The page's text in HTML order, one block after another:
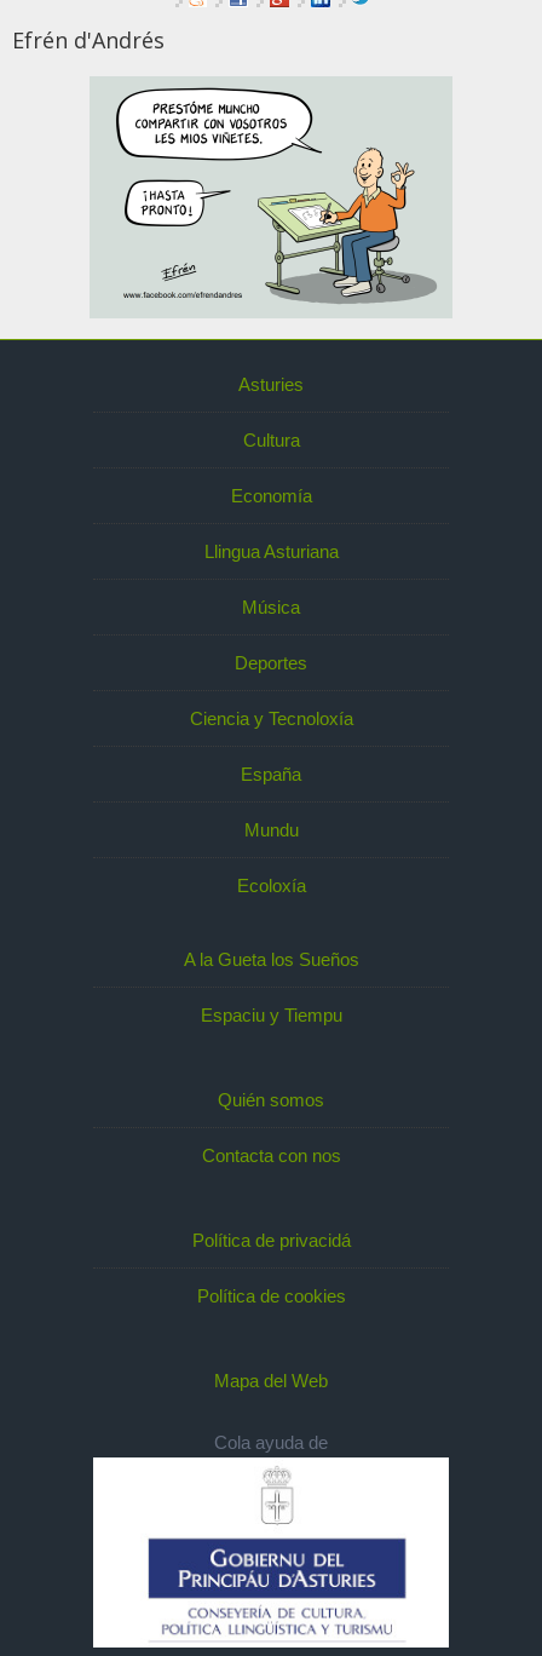
Efrén d'Andrés
Asturies
Cultura
Economía
Llingua Asturiana
Música
Deportes
Ciencia y Tecnoloxía
España
Mundu
Ecoloxía
A la Gueta los Sueños
Espaciu y Tiempu
Quién somos
Contacta con nos
Política de privacidá
Política de cookies
Mapa del Web
Cola ayuda de